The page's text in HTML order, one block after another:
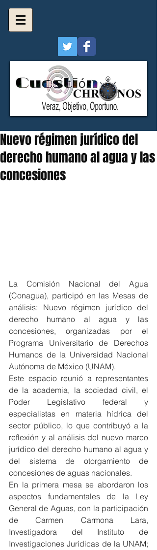
Nuevo régimen jurídico del
derecho humano al agua y las
concesiones
La Comisión Nacional del Agua
(Conagua), participó en las Mesas de
análisis: Nuevo régimen jurídico del
derecho humano al agua y las
concesiones, organizadas por el
Programa Universitario de Derechos
Humanos de la Universidad Nacional
Autónoma de México (UNAM).
Este espacio reunió a representantes
de la academia, la sociedad civil, el
Poder Legislativo federal y
especialistas en materia hídrica del
sector público, lo que contribuyó a la
reflexión y al análisis del nuevo marco
jurídico del derecho humano al agua y
del sistema de otorgamiento de
concesiones de aguas nacionales.
En la primera mesa se abordaron los
aspectos fundamentales de la Ley
General de Aguas, con la participación
de Carmen Carmona Lara,
Investigadora del Instituto de
Investigaciones Jurídicas de la UNAM;